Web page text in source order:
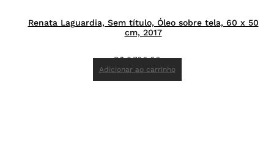
Renata Laguardia, Sem título, Óleo sobre tela, 60 x 50
cm, 2017
R$9.700,00
Adicionar ao carrinho